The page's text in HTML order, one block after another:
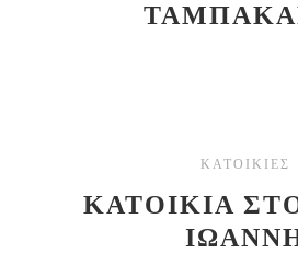
ΚΑΤΟΙΚΙΕΣ
ΚΑΤΟΙΚΙΑ